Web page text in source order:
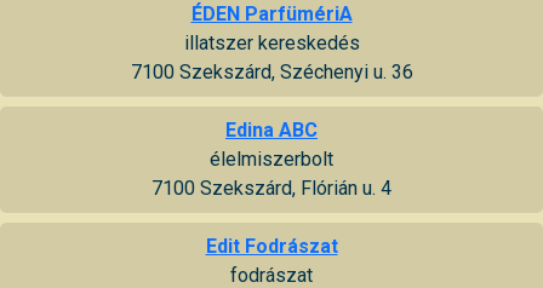
ÉDEN ParfümériA
illatszer kereskedés
7100 Szekszárd, Széchenyi u. 36
Edina ABC
élelmiszerbolt
7100 Szekszárd, Flórián u. 4
Edit Fodrászat
fodrászat